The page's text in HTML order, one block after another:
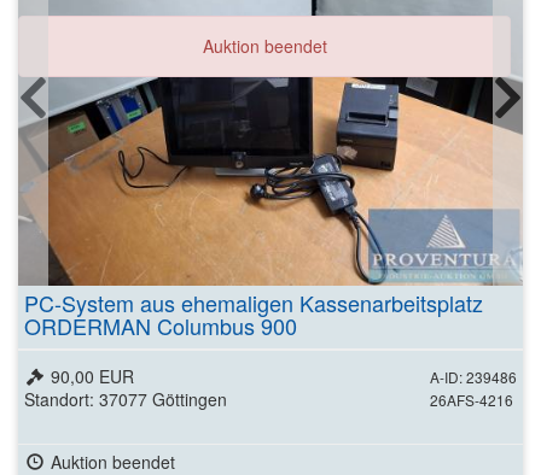
Auktion beendet
PC-System aus ehemaligen Kassenarbeitsplatz
ORDERMAN Columbus 900
A-ID: 239486
26AFS-4216
90,00 EUR
Standort: 37077 Göttingen
Auktion beendet